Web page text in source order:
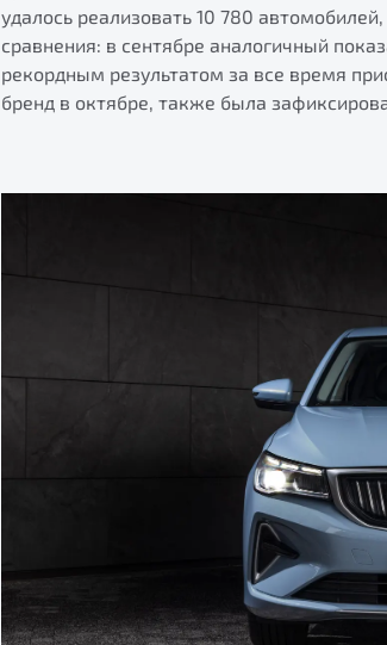
удалось реализовать 10 780
сравнения: в сентябре аналогичный
рекордным результатом за все время
бренд в октябре, также была